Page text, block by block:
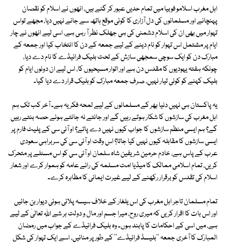
اہل مغرب اسلامو فوبیا میں تمام حدیں عبور کر گئے ہیں، انھوں نے اسلام کو نقصان
پہنچانے اور مسلمانوں کی دل آزاری کا کوئی موقع ہاتھ سے جانے نہیں دیا، مجھے تواس
تہوار میں بھی ان کی اسلام دشمنی کی ہی جھلک نظر آ رہی ہے، اسی لیے انھوں نے چار
ایام پر مشتمل اس تہوار کو نام دینے کے لیے جمعہ کے دن کا انتخاب کیا اور جمعہ کے
مبارک دن کو ایک سوچی سمجھی سازش کے تحت بلیک فرائیڈے کا نام دے دیا،
چونکہ ہفتہ یہودیوں کا مقدس دن ہے اور اتوار مسیحیوں کا، اس لیے ان دونوں ایام کو
بلیک کہنے کو کوئی تیار نہیں، صرف جمعہ مبارک کو بلیک قرار دے دیا گیا۔
یہ پاکستان ہی نہیں دنیا بھر کے مسلمانوں کے لیے لمحہ فکریہ ہے۔ آخر کب تک ہم
اہل مغرب کی سازشوں کا شکار ہوتے رہیں گے اور جانتے نہ جانتے ہوئے حصہ بنتے رہیں
گے؟ ہم ایسی منظم سازشوں کا جواب کیوں نہیں دے پاتے؟ او آئی سی کے پلیٹ فارم پر
ایسی سازشوں کا مقابلہ کیوں نہیں کیا جاتا؟ اس وقت او آئی سی کی سربراہی سعودی
عرب کے پاس ہے، خادم حرمین شریفین شاہ سلمان او آئی سی کو اس مسئلے پر متحرک
کریں، تمام اسلامی ممالک کا میڈیا امت مسلمہ کی رائے عامہ کو ہموار کرے اور شعار
اسلام کی تقدس کو برقرار رکھنے کے لیے غیرت ایمانی کا مظاہرہ کرے۔
تمام مسلمان تاجر اہل مغرب کی اس یلغار کے خلاف سیسہ پلائی ہوئی دیوار بن جائیں
اور اس بات کا اقرار کریں کہ میری روح، میرا جسم اور مال و دولت ہر شے اﷲ تعالیٰ کے لیے
ہے، میں اسی کے احکامات کا پابند ہوں۔ وہ بلیک فرائیڈے کے جواب میں رمضان
المبارک کا آخری جمعہ ''بلیسڈ فرائیڈے'' کے طور پر منائیں، اسے ایک تہوار کی شکل